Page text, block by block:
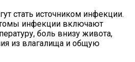
стать источником инфекции.
инфекции включают
боль внизу живота,
из влагалища и общую